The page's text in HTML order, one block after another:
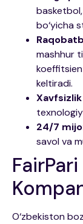
bo‘yicha
mashhur
keltiradi.
24/7
savol va
O‘zbekiston